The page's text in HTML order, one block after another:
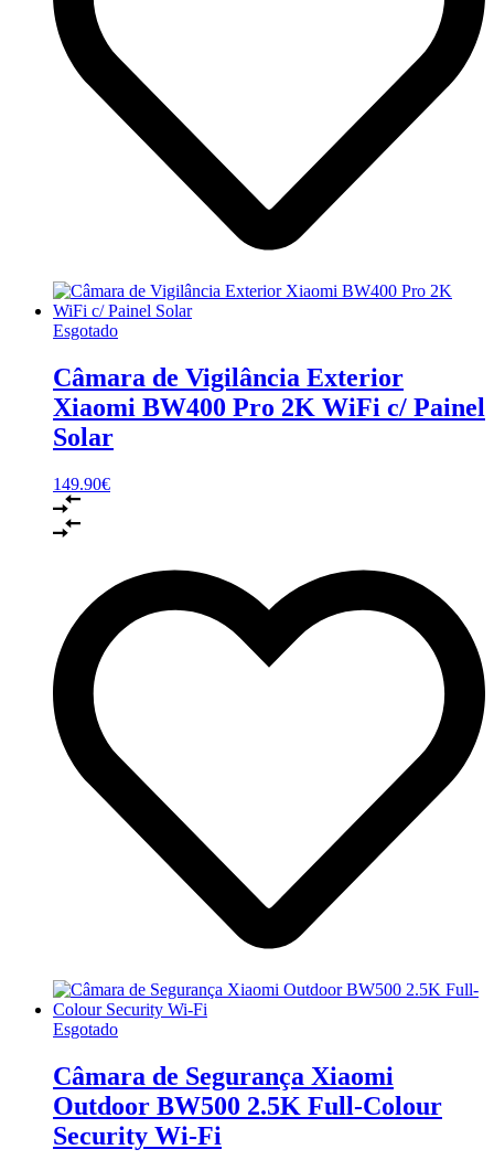
Esgotado
Câmara de Vigilância Exterior
Xiaomi BW400 Pro 2K WiFi c/ Painel
Solar
149.90€
Esgotado
Câmara de Segurança Xiaomi
Outdoor BW500 2.5K Full-Colour
Security Wi-Fi